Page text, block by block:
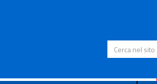
Cerca nel sito